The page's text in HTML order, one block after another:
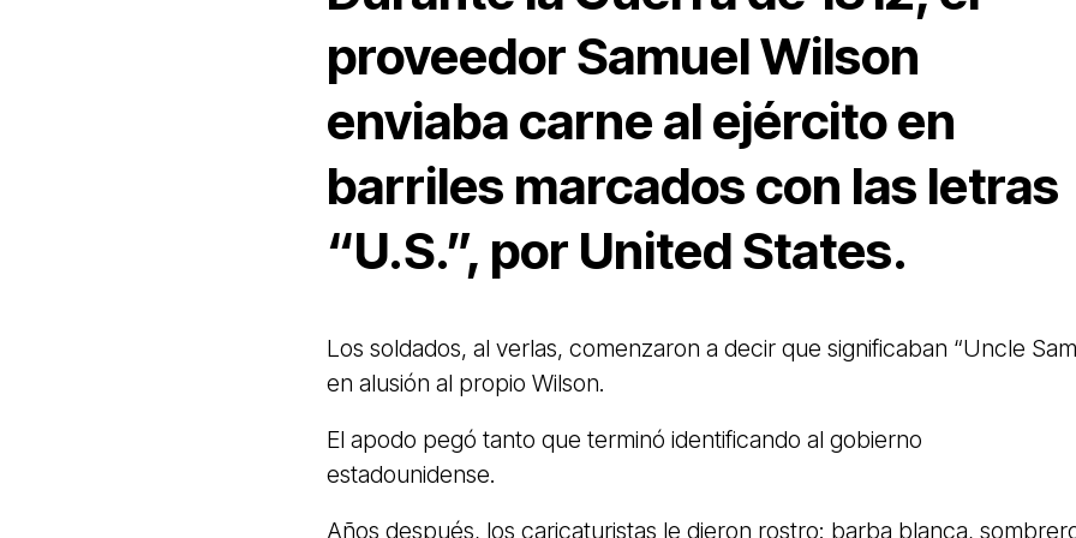
proveedor Samuel Wilson
enviaba carne al ejército en
barriles marcados con las letras
“U.S.”, por United States.
Los soldados, al verlas, comenzaron a decir que significaban “Uncle
en alusión al propio Wilson.
El apodo pegó tanto que terminó identificando al gobierno
estadounidense.
Años después, los caricaturistas le dieron rostro: barba blanca,